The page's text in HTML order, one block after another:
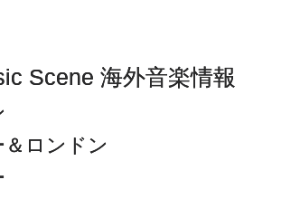
Scene 海外音楽情報
ロンドン